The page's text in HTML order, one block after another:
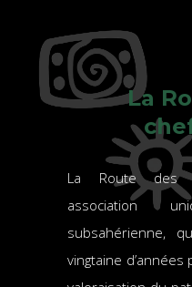
La
La Route des
association
subsahérienne,
vingtaine